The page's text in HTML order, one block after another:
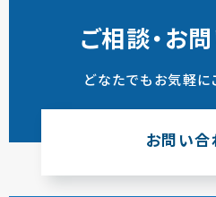
ご相談・お
どなたでもお気軽に
お問い合